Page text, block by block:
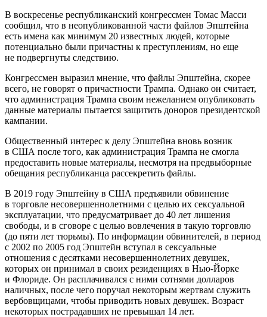
В воскресенье республиканский конгрессмен Томас Масси
сообщил, что в неопубликованной части файлов Эпштейна
есть имена как минимум 20 известных людей, которые
потенциально были причастны к преступлениям, но еще
не подвергнуты следствию.
Конгрессмен выразил мнение, что файлы Эпштейна, скорее
всего, не говорят о причастности Трампа. Однако он считает,
что администрация Трампа своим нежеланием опубликовать
данные материалы пытается защитить доноров президентской
кампании.
Общественный интерес к делу Эпштейна вновь возник
в США после того, как администрация Трампа не смогла
предоставить новые материалы, несмотря на предвыборные
обещания республиканца рассекретить файлы.
В 2019 году Эпштейну в США предъявили обвинение
в торговле несовершеннолетними с целью их сексуальной
эксплуатации, что предусматривает до 40 лет лишения
свободы, и в сговоре с целью вовлечения в такую торговлю
(до пяти лет тюрьмы). По информации обвинителей, в период
с 2002 по 2005 год Эпштейн вступал в сексуальные
отношения с десятками несовершеннолетних девушек,
которых он принимал в своих резиденциях в Нью-Йорке
и Флориде. Он расплачивался с ними сотнями долларов
наличных, после чего поручал некоторым жертвам служить
вербовщицами, чтобы приводить новых девушек. Возраст
некоторых пострадавших не превышал 14 лет.